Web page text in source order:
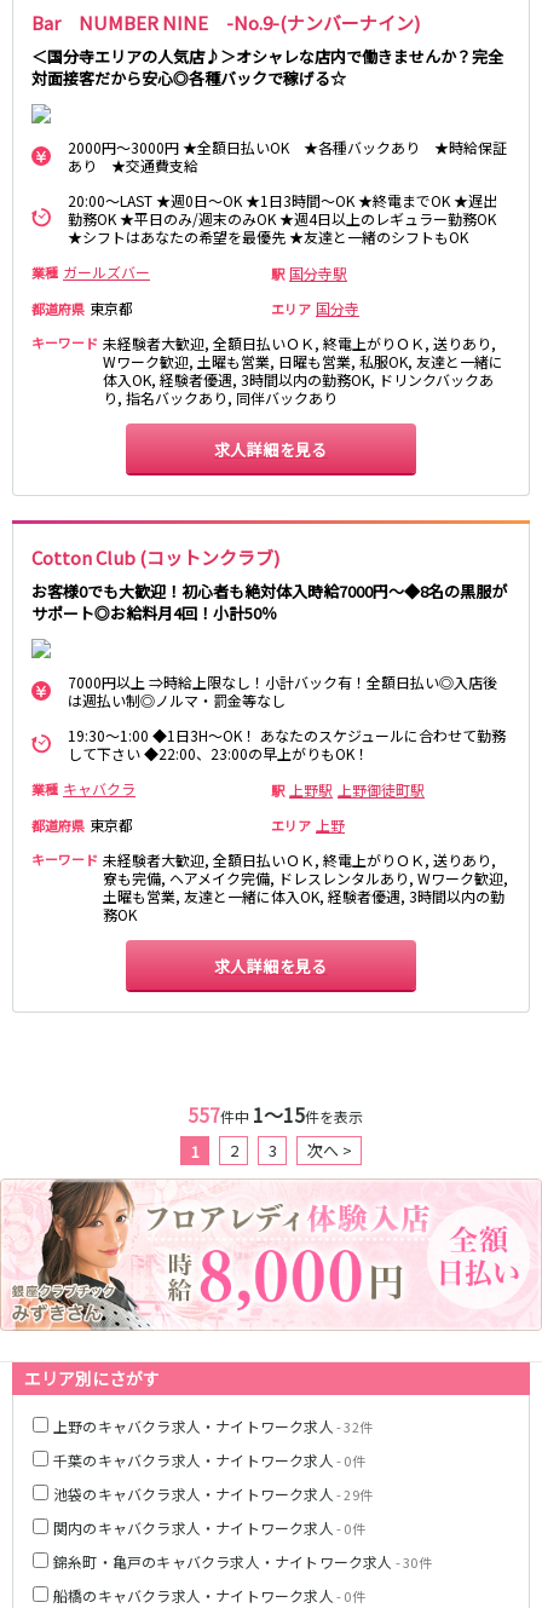
Bar NUMBER NINE -No.9-(ナンバーナイン)
＜国分寺エリアの人気店♪＞オシャレな店内で働きませんか？完全
対面接客だから安心◎各種バックで稼げる☆
2000円～3000円 ★全額日払いOK ★各種バックあり ★時給保証
あり ★交通費支給
20:00～LAST ★週0日～OK ★1日3時間～OK ★終電までOK ★遅出
勤務OK ★平日のみ/週末のみOK ★週4日以上のレギュラー勤務OK
★シフトはあなたの希望を最優先 ★友達と一緒のシフトもOK
業種 ガールズバー 駅 国分寺駅
都道府県 東京都 エリア 国分寺
キーワード 未経験者大歓迎, 全額日払いＯＫ, 終電上がりＯＫ, 送りあり,
Wワーク歓迎, 土曜も営業, 日曜も営業, 私服OK, 友達と一緒に
体入OK, 経験者優遇, 3時間以内の勤務OK, ドリンクバックあ
り, 指名バックあり, 同伴バックあり
求人詳細を見る
Cotton Club (コットンクラブ)
お客様0でも大歓迎！初心者も絶対体入時給7000円～◆8名の黒服が
サポート◎お給料月4回！小計50％
7000円以上 ⇒時給上限なし！小計バック有！全額日払い◎入店後
は週払い制◎ノルマ・罰金等なし
19:30～1:00 ◆1日3H～OK！ あなたのスケジュールに合わせて勤務
して下さい ◆22:00、23:00の早上がりもOK！
業種 キャバクラ 駅 上野駅 上野御徒町駅
都道府県 東京都 エリア 上野
キーワード 未経験者大歓迎, 全額日払いＯＫ, 終電上がりＯＫ, 送りあり,
寮も完備, ヘアメイク完備, ドレスレンタルあり, Wワーク歓迎,
土曜も営業, 友達と一緒に体入OK, 経験者優遇, 3時間以内の勤
務OK
求人詳細を見る
557件中 1〜15件を表示
1 2 3 次へ >
エリア別にさがす
上野のキャバクラ求人・ナイトワーク求人 - 32件
千葉のキャバクラ求人・ナイトワーク求人 - 0件
池袋のキャバクラ求人・ナイトワーク求人 - 29件
関内のキャバクラ求人・ナイトワーク求人 - 0件
錦糸町・亀戸のキャバクラ求人・ナイトワーク求人 - 30件
船橋のキャバクラ求人・ナイトワーク求人 - 0件
大宮駅
船橋駅
柏駅
大和駅
藤沢駅
相模大野駅
鶴間駅
中央林間駅
本鵠沼駅
南林間駅
千葉中央駅
京成千葉駅
京成津田沼駅
京成稲毛駅
京成幕張本郷駅
北千住駅
新越谷駅
草加駅
獨協大学前駅
館林駅
春日部駅
押上〈スカイツリー前〉駅谷塚駅
竹ノ塚駅
浅草駅
西新井駅
太田駅
伊勢崎駅
羽生駅
せんげん台駅
大袋駅
南羽生駅
蒲生駅
茂林寺前駅
牛田駅
越谷駅
五反野駅
小菅駅
JR武蔵野線
南越谷駅
西船橋駅
新三郷駅
三郷駅
越谷レイクタウン駅
東京メトロ東西線
中野駅
西船橋駅
浦安駅
葛西駅
西葛西駅
門前仲町駅
南行徳駅
高田馬場駅
日本橋駅
飯田橋駅
神楽坂駅
東陽町駅
JR湘南新宿ライン
池袋駅
大宮駅
赤羽駅
横浜駅
恵比寿駅
渋谷駅